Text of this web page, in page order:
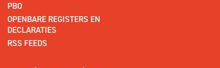
PBO
OPENBARE REGISTERS EN
DECLARATIES
RSS FEEDS